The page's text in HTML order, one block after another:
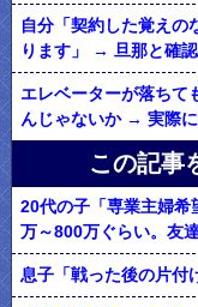
自分「契約した覚えの
ります」 → 旦那と確
エレベーターが落ちて
んじゃないか → 実際
この記事
20代の子「専業主婦希
万～800万ぐらい。友
息子「戦った後の片付